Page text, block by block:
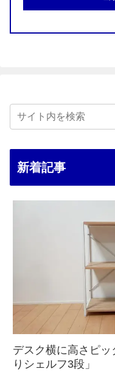
新着記事
デスク横に高さピッ
りシェルフ3段」